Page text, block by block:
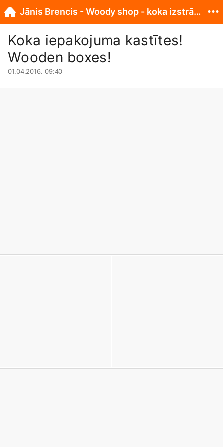
Koka iepakojuma kastītes!
Wooden boxes!
01.04.2016. 09:40
Jānis Brencis - Woody shop - koka izstrādājumi